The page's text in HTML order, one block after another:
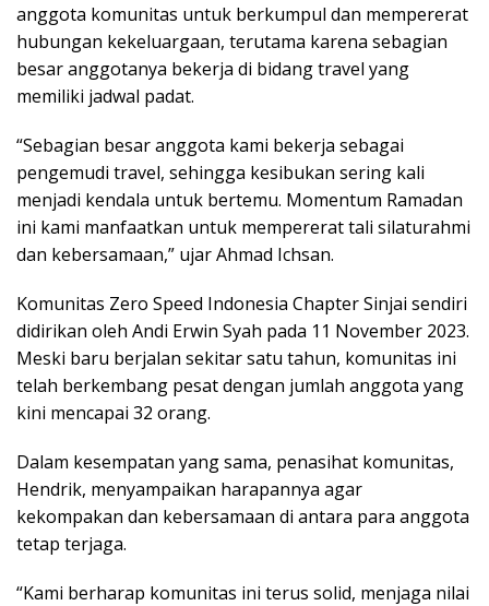
anggota komunitas untuk berkumpul dan mempererat
hubungan kekeluargaan, terutama karena sebagian
besar anggotanya bekerja di bidang travel yang
memiliki jadwal padat.
“Sebagian besar anggota kami bekerja sebagai
pengemudi travel, sehingga kesibukan sering kali
menjadi kendala untuk bertemu. Momentum Ramadan
ini kami manfaatkan untuk mempererat tali silaturahmi
dan kebersamaan,” ujar Ahmad Ichsan.
Komunitas Zero Speed Indonesia Chapter Sinjai sendiri
didirikan oleh Andi Erwin Syah pada 11 November 2023.
Meski baru berjalan sekitar satu tahun, komunitas ini
telah berkembang pesat dengan jumlah anggota yang
kini mencapai 32 orang.
Dalam kesempatan yang sama, penasihat komunitas,
Hendrik, menyampaikan harapannya agar
kekompakan dan kebersamaan di antara para anggota
tetap terjaga.
“Kami berharap komunitas ini terus solid, menjaga nilai